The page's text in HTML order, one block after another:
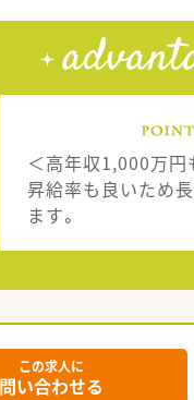
＜高年収1,000万円
昇給率も良いため
ます。
この求人に
問い合わせる